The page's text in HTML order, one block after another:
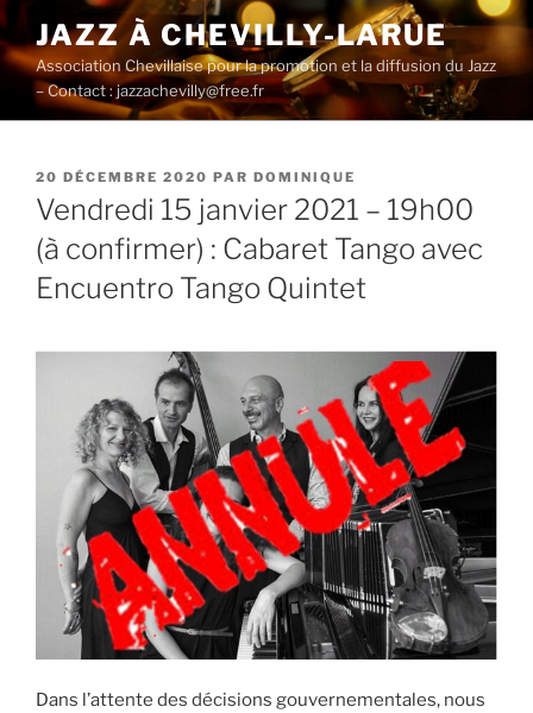
au
contenu
principal
JAZZ À CHEVILLY-LARUE
Association Chevillaise pour la promotion et la diffusion du Jazz
– Contact : jazzachevilly@free.fr
PUBLIÉ
LE
20 DÉCEMBRE 2020 PAR DOMINIQUE
Vendredi 15 janvier 2021 – 19h00
(à confirmer) : Cabaret Tango avec
Encuentro Tango Quintet
Dans l’attente des décisions gouvernementales, nous